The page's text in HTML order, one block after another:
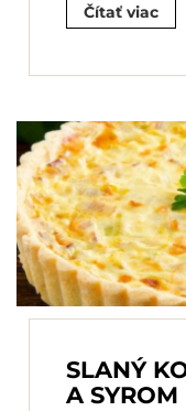
Čítať viac
SLANÝ
A SYROM